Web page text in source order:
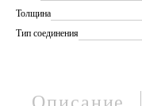
Толщина
Тип соединения